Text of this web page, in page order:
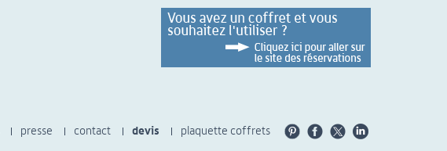
presse contact devis plaquette coffrets